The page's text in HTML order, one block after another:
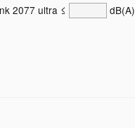
2077 ultra ≤
dB(A)